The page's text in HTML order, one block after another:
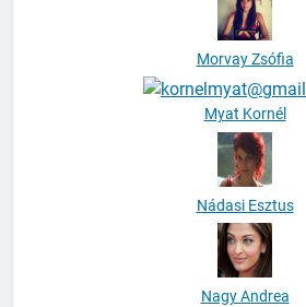
Morvay Zsófia
Myat Kornél
Nádasi Esztus
Nagy Andrea